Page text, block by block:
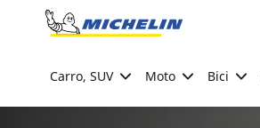
Go to page content
Carro, SUV Moto Bici